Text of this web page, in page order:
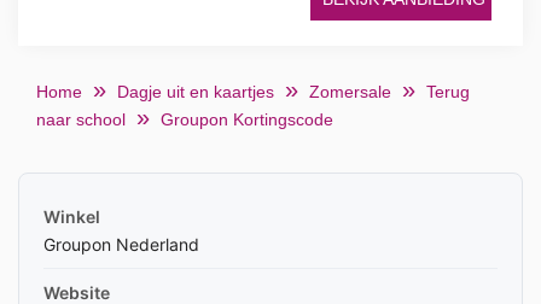
Home Dagje uit en kaartjes Zomersale
Terug
naar school
Groupon Kortingscode
Winkel
Groupon Nederland
Website